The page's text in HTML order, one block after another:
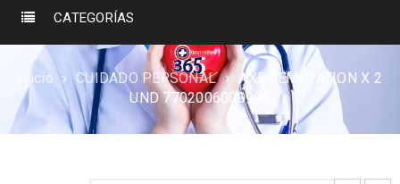
CATEGORÍAS
Inicio › CUIDADO PERSONAL › AXE TEMPTATION X 2
UND 7702006000994